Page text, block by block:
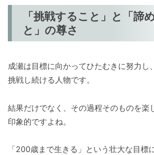
「挑戦すること」と「諦
と」の尊さ
成瀬は目標に向かってひたむきに努力し
挑戦し続ける人物です。
結果だけでなく、その過程そのものを楽
印象的ですよね。
「200歳まで生きる」という壮大な目標